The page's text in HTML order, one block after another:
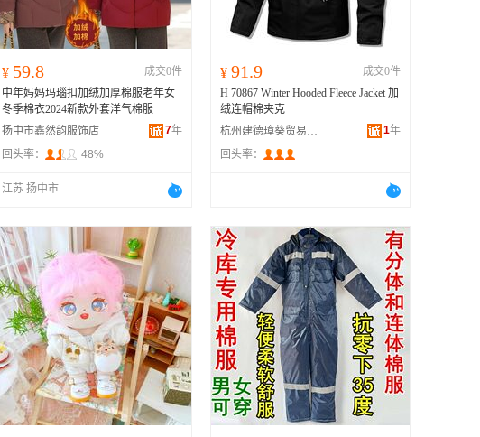
¥ 59.8
成交0件
中年妈妈玛瑙扣加绒加厚棉服老年女
冬季棉衣2024新款外套洋气棉服
扬中市鑫然韵服饰店
7年
回头率：
48%
江苏 扬中市
¥ 91.9
成交0件
H 70867 Winter Hooded Fleece Jacket 加
绒连帽棉夹克
杭州建德璋葵贸易商行
1年
回头率：